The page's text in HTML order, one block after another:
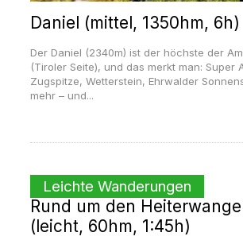
Daniel (mittel, 1350hm, 6h)
Der Daniel (2340m) ist der höchste der
(Tiroler Seite), und das merkt man: Super
Zugspitze, Wetterstein, Ehrwalder
mehr – und...
Leichte Wanderungen
Rund um den
(leicht, 60hm, 1:45h)